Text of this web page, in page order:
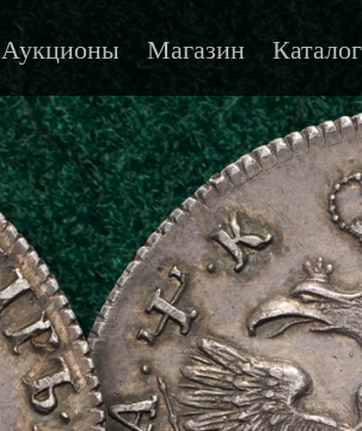
Аукционы Магазин